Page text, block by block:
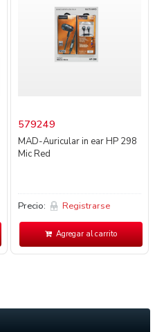
579249
MAD-Auricular in ear HP 298
Mic Red
Precio: Registrarse
Agregar al carrito